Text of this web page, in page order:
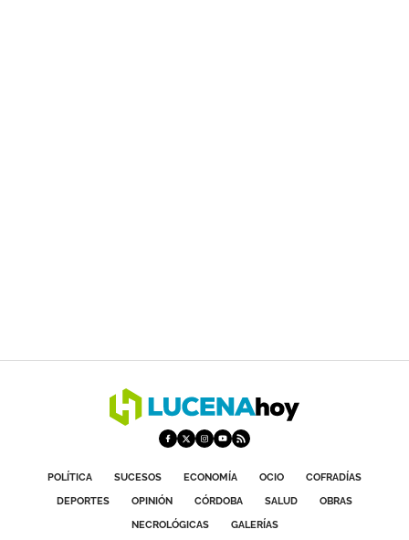
POLÍTICA SUCESOS ECONOMÍA OCIO
COFRADÍAS
DEPORTES
OPINIÓN CÓRDOBA SALUD
OBRAS
NECROLÓGICAS
GALERÍAS